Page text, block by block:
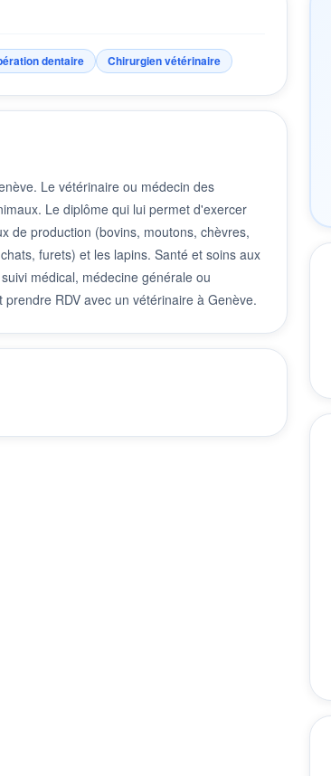
dentaire Chirurgien vétérinaire
Le vétérinaire ou médecin des
Le diplôme qui lui permet d'exercer
de production (bovins, moutons, chèvres,
furets) et les lapins. Santé et soins aux
médical, médecine générale ou
RDV avec un vétérinaire à Genève.